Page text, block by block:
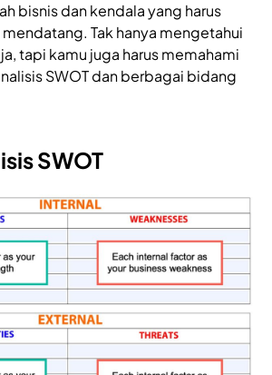
bisnis dan kendala yang harus
Tak hanya mengetahui
tapi kamu juga harus memahami
SWOT dan berbagai bidang
SWOT